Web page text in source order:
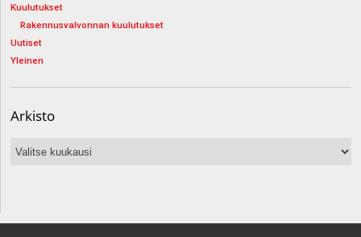
Kuulutukset
Rakennusvalvonnan kuulutukset
Uutiset
Yleinen
Arkisto
Arkisto